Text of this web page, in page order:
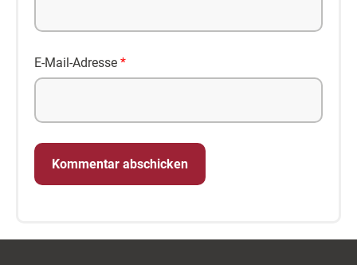
E-Mail-Adresse *